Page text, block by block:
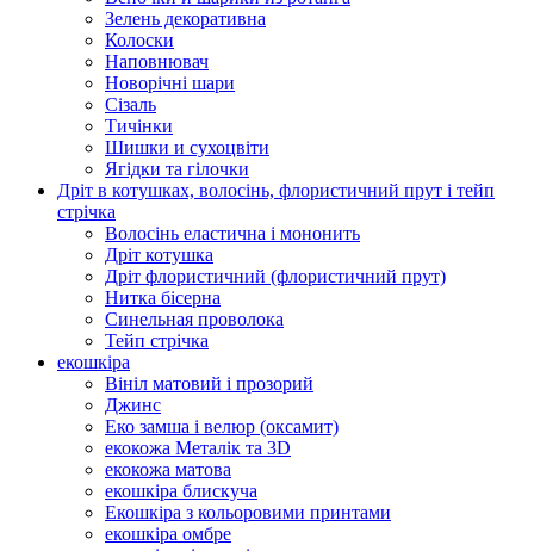
Зелень декоративна
Колоски
Наповнювач
Новорічні шари
Сізаль
Тичінки
Шишки и сухоцвіти
Ягідки та гілочки
Дріт в котушках, волосінь, флористичний прут і тейп
стрічка
Волосінь еластична і мононить
Дріт котушка
Дріт флористичний (флористичний прут)
Нитка бісерна
Синельная проволока
Тейп стрічка
екошкіра
Вініл матовий і прозорий
Джинс
Еко замша і велюр (оксамит)
екокожа Металік та 3D
екокожа матова
екошкіра блискуча
Екошкіра з кольоровими принтами
екошкіра омбре